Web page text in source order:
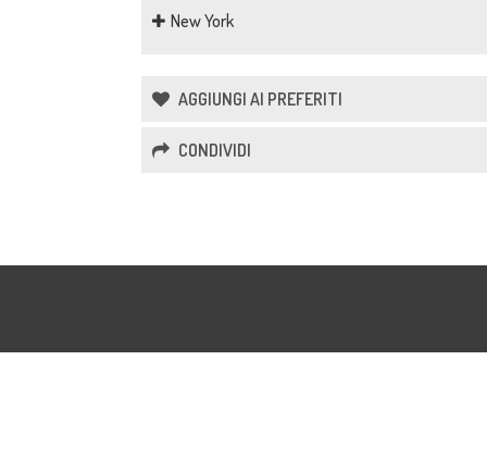
New York
AGGIUNGI AI PREFERITI
CONDIVIDI